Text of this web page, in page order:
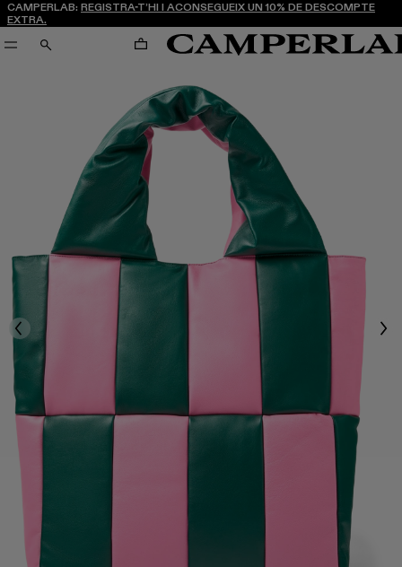
CAMPERLAB: REGISTRA-T’HI I ACONSEGUEIX UN 10% DE DESCOMPTE
EXTRA.
CERCA CARRO
Previous